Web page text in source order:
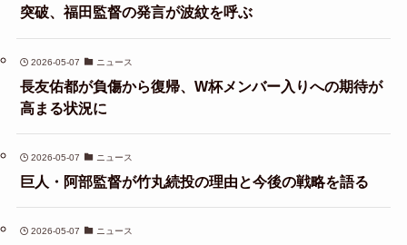
突破、福田監督の発言が波紋を呼ぶ
2026-05-07 ニュース
長友佑都が負傷から復帰、W杯メンバー入りへの期待が
高まる状況に
2026-05-07 ニュース
巨人・阿部監督が竹丸続投の理由と今後の戦略を語る
2026-05-07 ニュース